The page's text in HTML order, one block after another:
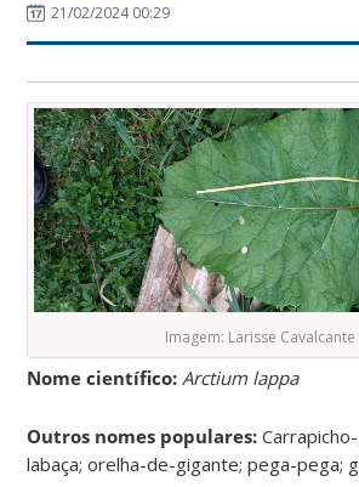
21/02/2024 00:29
Imagem: Larisse Cavalcante
Nome científico: Arctium lappa
Outros nomes populares:
labaça; orelha-de-gigante; pega-pega;